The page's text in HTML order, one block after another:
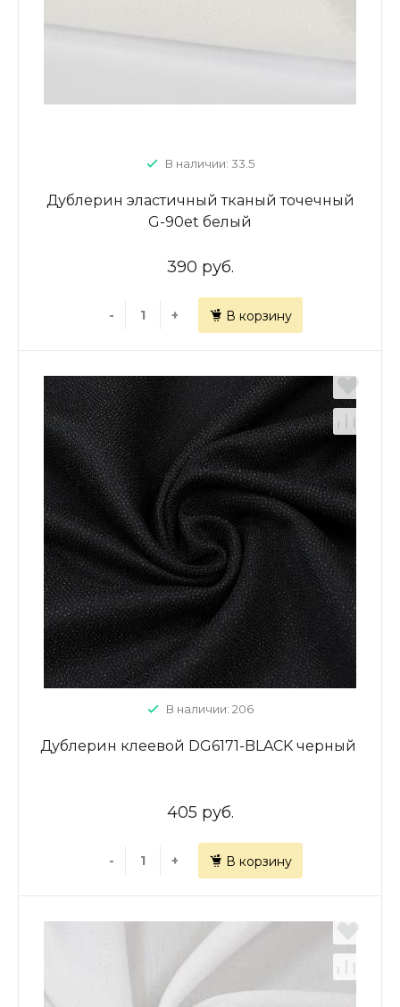
В наличии: 33.5
Дублерин эластичный тканый точечный
G-90et белый
390 руб.
- + В корзину
В наличии: 206
Дублерин клеевой DG6171-BLACK черный
405 руб.
- + В корзину